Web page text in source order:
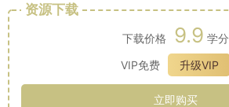
资源下载
下载价格 9.9 学分
VIP免费
升级VIP
立即购买